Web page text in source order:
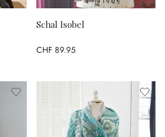
Schal Isobel
CHF 89.95